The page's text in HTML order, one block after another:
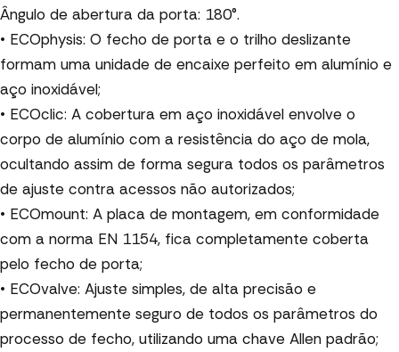
Ângulo de abertura da porta: 180°.
• ECOphysis: O fecho de porta e o trilho deslizante
formam uma unidade de encaixe perfeito em alumínio e
aço inoxidável;
• ECOclic: A cobertura em aço inoxidável envolve o
corpo de alumínio com a resistência do aço de mola,
ocultando assim de forma segura todos os parâmetros
de ajuste contra acessos não autorizados;
• ECOmount: A placa de montagem, em conformidade
com a norma EN 1154, fica completamente coberta
pelo fecho de porta;
• ECOvalve: Ajuste simples, de alta precisão e
permanentemente seguro de todos os parâmetros do
processo de fecho, utilizando uma chave Allen padrão;